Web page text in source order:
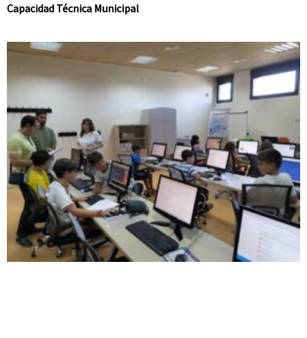
Capacidad Técnica Municipal